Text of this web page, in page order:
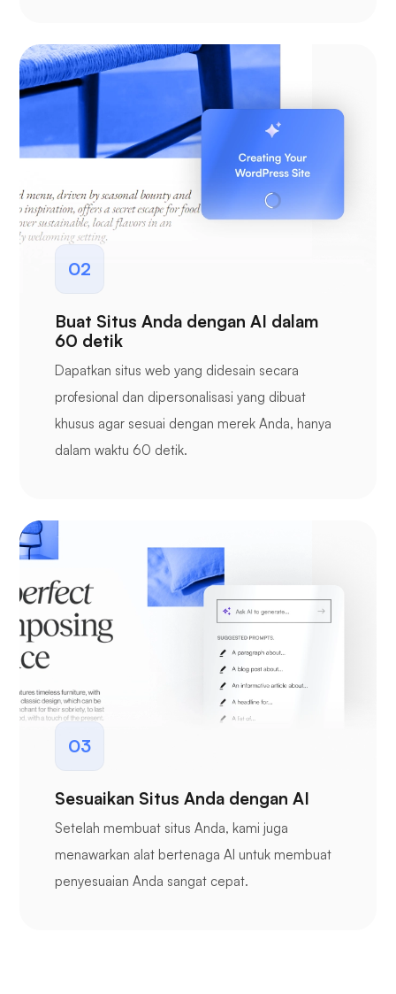
02
Buat Situs Anda dengan AI dalam
60 detik
Dapatkan situs web yang didesain secara
profesional dan dipersonalisasi yang dibuat
khusus agar sesuai dengan merek Anda, hanya
dalam waktu 60 detik.
03
Sesuaikan Situs Anda dengan AI
Setelah membuat situs Anda, kami juga
menawarkan alat bertenaga AI untuk membuat
penyesuaian Anda sangat cepat.